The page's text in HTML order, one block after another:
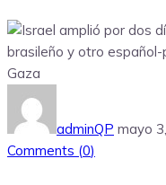
adminQP mayo
Comments (0)